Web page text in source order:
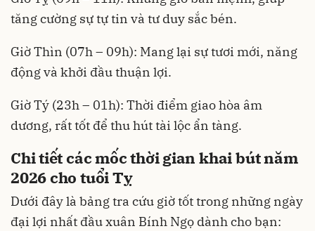
tăng cường sự tự tin và tư duy sắc bén.
Giờ Thìn (07h – 09h): Mang lại sự tươi mới, năng
động và khởi đầu thuận lợi.
Giờ Tý (23h – 01h): Thời điểm giao hòa âm
dương, rất tốt để thu hút tài lộc ẩn tàng.
Chi tiết các mốc thời gian khai bút năm
2026 cho tuổi Tỵ
Dưới đây là bảng tra cứu giờ tốt trong những ngày
đại lợi nhất đầu xuân Bính Ngọ dành cho bạn: